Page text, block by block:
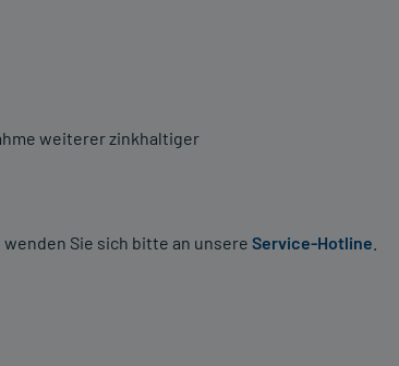
weiterer zinkhaltiger
Sie sich bitte an unsere Service-Hotline